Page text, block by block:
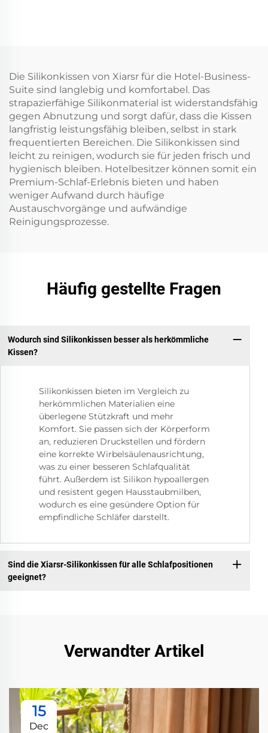
Die Silikonkissen von Xiarsr für die Hotel-Business-
Suite sind langlebig und komfortabel. Das
strapazierfähige Silikonmaterial ist widerstandsfähig
gegen Abnutzung und sorgt dafür, dass die Kissen
langfristig leistungsfähig bleiben, selbst in stark
frequentierten Bereichen. Die Silikonkissen sind
leicht zu reinigen, wodurch sie für jeden frisch und
hygienisch bleiben. Hotelbesitzer können somit ein
Premium-Schlaf-Erlebnis bieten und haben
weniger Aufwand durch häufige
Austauschvorgänge und aufwändige
Reinigungsprozesse.
Häufig gestellte Fragen
Wodurch sind Silikonkissen besser als herkömmliche
Kissen?
Silikonkissen bieten im Vergleich zu
herkömmlichen Materialien eine
überlegene Stützkraft und mehr
Komfort. Sie passen sich der Körperform
an, reduzieren Druckstellen und fördern
eine korrekte Wirbelsäulenausrichtung,
was zu einer besseren Schlafqualität
führt. Außerdem ist Silikon hypoallergen
und resistent gegen Hausstaubmilben,
wodurch es eine gesündere Option für
empfindliche Schläfer darstellt.
Sind die Xiarsr-Silikonkissen für alle Schlafpositionen
geeignet?
Verwandter Artikel
15
Dec